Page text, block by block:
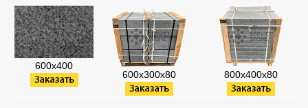
600х400
600х300х80
800х400х80